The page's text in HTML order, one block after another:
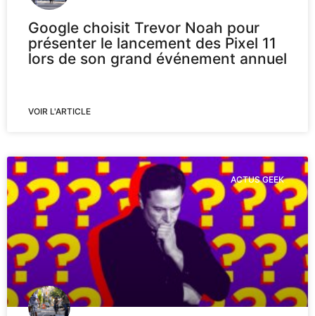
Google choisit Trevor Noah pour
présenter le lancement des Pixel 11
lors de son grand événement annuel
VOIR L'ARTICLE
ACTUS GEEK